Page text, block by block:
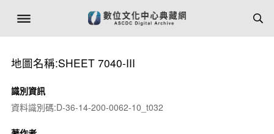
地圖名稱:SHEET 7040-III
識別資訊
資料識別碼:D-36-14-200-0062-10_t032